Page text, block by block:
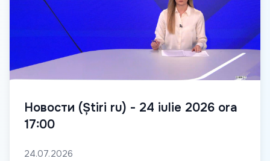
Новости (Știri ru) - 24 iulie 2026 ora
17:00
24.07.2026